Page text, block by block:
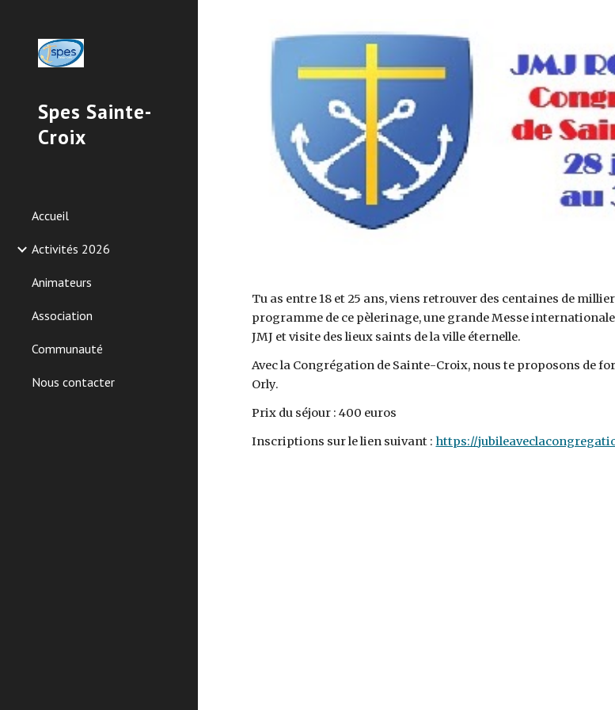
Skip to main content
Spes Sainte-
Croix
Accueil
Activités 2026
Animateurs
Association
Communauté
Nous contacter
Tu as entre 18 et 25 ans, viens retrouver des centaines de
programme de ce pèlerinage, une grande Messe
JMJ et visite des lieux saints de la ville éternelle.
Avec la Congrégation de Sainte-Croix, nous te proposons de
Orly.
Prix du séjour : 400 euros
Inscriptions sur le lien suivant : https://